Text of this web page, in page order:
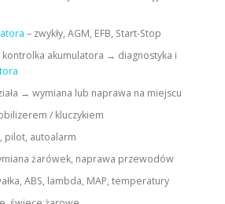
– zwykły, AGM, EFB, Start-Stop
kontrolka akumulatora → diagnostyka i
→ wymiana lub naprawa na miejscu
/ kluczykiem
pilot, autoalarm
żarówek, naprawa przewodów
ABS, lambda, MAP, temperatury